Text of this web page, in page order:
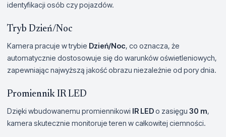
identyfikacji osób czy pojazdów.
Tryb Dzień/Noc
Kamera pracuje w trybie Dzień/Noc, co oznacza, że
automatycznie dostosowuje się do warunków oświetleniowych,
zapewniając najwyższą jakość obrazu niezależnie od pory dnia.
Promiennik IR LED
Dzięki wbudowanemu promiennikowi IR LEDo zasięgu 30 m,
kamera skutecznie monitoruje teren w całkowitej ciemności.